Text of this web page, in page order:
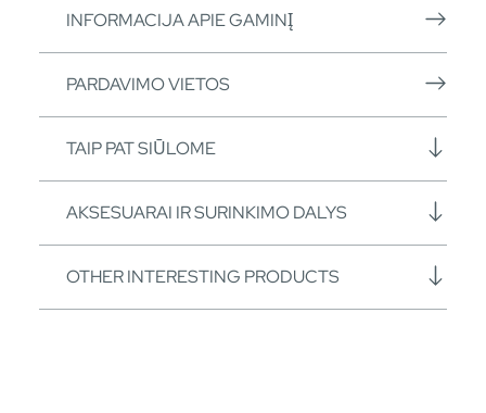
INFORMACIJA APIE GAMINĮ
PARDAVIMO VIETOS
TAIP PAT SIŪLOME
AKSESUARAI IR SURINKIMO DALYS
OTHER INTERESTING PRODUCTS